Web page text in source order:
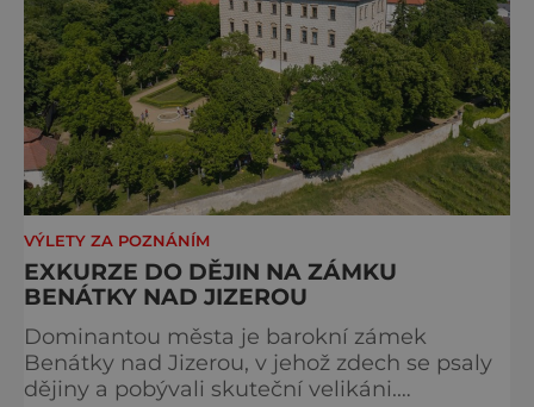
VÝLETY ZA POZNÁNÍM
EXKURZE DO DĚJIN NA ZÁMKU
BENÁTKY NAD JIZEROU
Dominantou města je barokní zámek
Benátky nad Jizerou, v jehož zdech se psaly
dějiny a pobývali skuteční velikáni.